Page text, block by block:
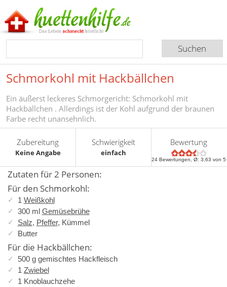
Schmorkohl mit Hackbällchen
Ein äußerst leckeres Schmorgericht: Schmorkohl mit
Hackbällchen . Allerdings ist der Kohl aufgrund der braunen
Farbe recht unansehnlich.
Zubereitung
Keine Angabe
Schwierigkeit
einfach
Bewertung
24 Bewertungen, Ø:3,63 von 5
Zutaten für 2 Personen:
Für den Schmorkohl:
1 Weißkohl
300 ml Gemüsebrühe
Salz, Pfeffer, Kümmel
Butter
Für die Hackbällchen:
500 g gemischtes Hackfleisch
1 Zwiebel
1 Knoblauchzehe